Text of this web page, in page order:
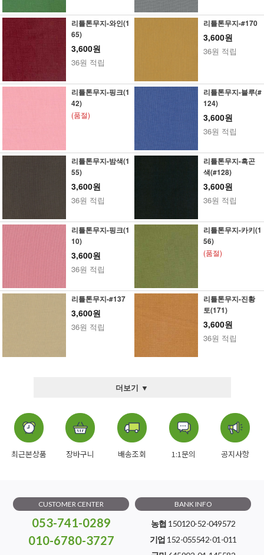
리틀톤무지-와인(1
65)
3,600원
36원 적립
리틀톤무지-#170
3,600원
36원 적립
리틀톤무지-핑크(1
42)
(품절)
리틀톤무지-블루(#
124)
3,600원
36원 적립
리틀톤무지-밤색(1
55)
3,600원
36원 적립
리틀톤무지-흑곤
색(#128)
3,600원
36원 적립
리틀톤무지-핑크(1
10)
3,600원
36원 적립
리틀톤무지-카키(1
56)
(품절)
리틀톤무지-#137
3,600원
36원 적립
리틀톤무지-진황
토(171)
3,600원
36원 적립
더보기 ▼
최근본상품 장바구니 배송조회 1:1문의 공지사항
CUSTOMER CENTER
053-741-0289
010-6780-3727
BANK INFO
농협 150120-52-049572
기업 152-055542-01-011